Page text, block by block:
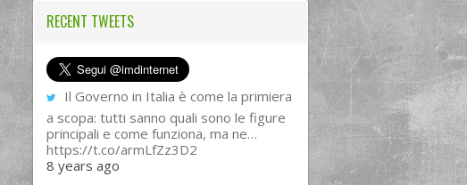
RECENT TWEETS
Il Governo in Italia è come la primiera
a scopa: tutti sanno quali sono le figure
principali e come funziona, ma ne…
https://t.co/armLfZz3D2
8 years ago